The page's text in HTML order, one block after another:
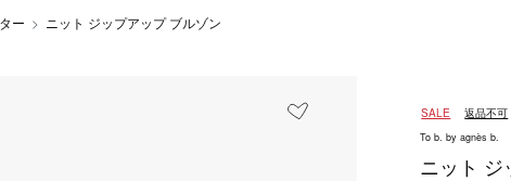
ー ニット ジップアップ ブルゾン
SALE 返品不可
To b. by agnès b.
ニット ジ